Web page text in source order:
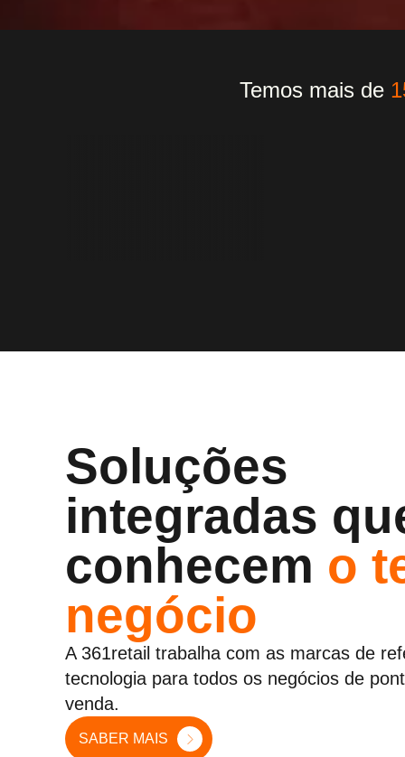
Temos mais de
Soluções
integradas
conhecem o
negócio
A 361retail trabalha com as marcas de
tecnologia para todos os negócios de
venda.
SABER MAIS